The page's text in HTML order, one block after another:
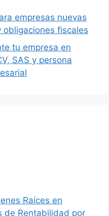
empresas nuevas
obligaciones fiscales
tu empresa en
SAS y persona
Raíces en
de Rentabilidad por